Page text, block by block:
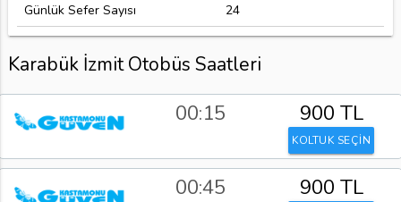
Günlük Sefer Sayısı
24
Karabük İzmit Otobüs Saatleri
00:15 900 TL
KOLTUK SEÇİN
00:45 900 TL